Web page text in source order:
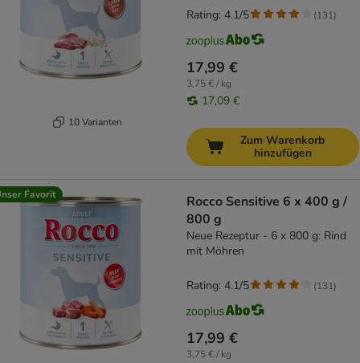
10 Varianten
17,99 €
3,75 € / kg
17,09 €
Rating: 4.1/5 (131)
Zum Warenkorb
hinzufügen
Favorit
Rocco Sensitive 6 x 400 g /
800 g
Neue Rezeptur - 6 x 800 g: Rind
mit Möhren
17,99 €
3,75 € / kg
Rating: 4.1/5 (131)